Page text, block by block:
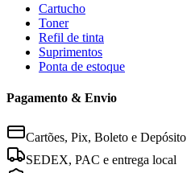
Cartucho
Toner
Refil de tinta
Suprimentos
Ponta de estoque
Pagamento & Envio
Cartões, Pix, Boleto e Depósito
SEDEX, PAC e entrega local